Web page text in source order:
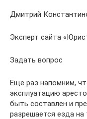
Дмитрий
Эксперт сайта
Задать вопрос
Еще раз напомним,
эксплуатацию
быть составлен и
разрешается езда